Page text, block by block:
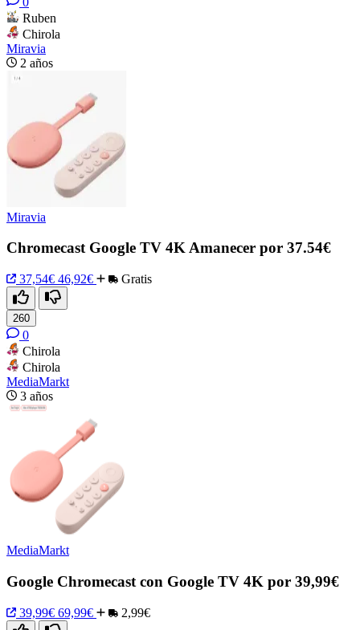
Ruben
Chirola
Miravia
2 años
Miravia
Chromecast Google TV 4K Amanecer por 37.54€
37,54€ 46,92€ Gratis
260
0
Chirola
Chirola
MediaMarkt
3 años
MediaMarkt
Google Chromecast con Google TV 4K por 39,99€
39,99€ 69,99€ 2,99€